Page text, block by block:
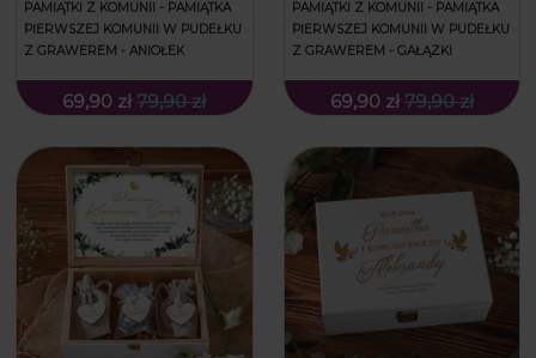
PAMIĄTKI Z KOMUNII - PAMIĄTKA
PIERWSZEJ KOMUNII W PUDEŁKU
Z GRAWEREM - ANIOŁEK
69,90 zł 79,90 zł
PAMIĄTKI Z KOMUNII - PAMIĄTKA
PIERWSZEJ KOMUNII W PUDEŁKU
Z GRAWEREM - GAŁĄZKI
69,90 zł 79,90 zł